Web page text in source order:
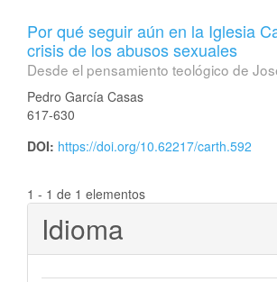
Por qué seguir aún en la Iglesia
crisis de los abusos sexuales
Desde el pensamiento teológico de
Pedro García Casas
617-630
DOI: https://doi.org/10.62217/carth.592
1 - 1 de 1 elementos
Idioma